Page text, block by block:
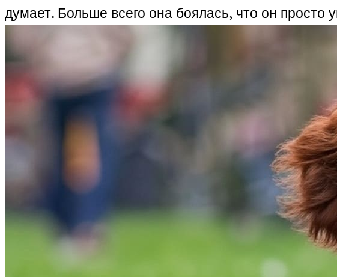
думает. Больше всего она боялась, что он просто